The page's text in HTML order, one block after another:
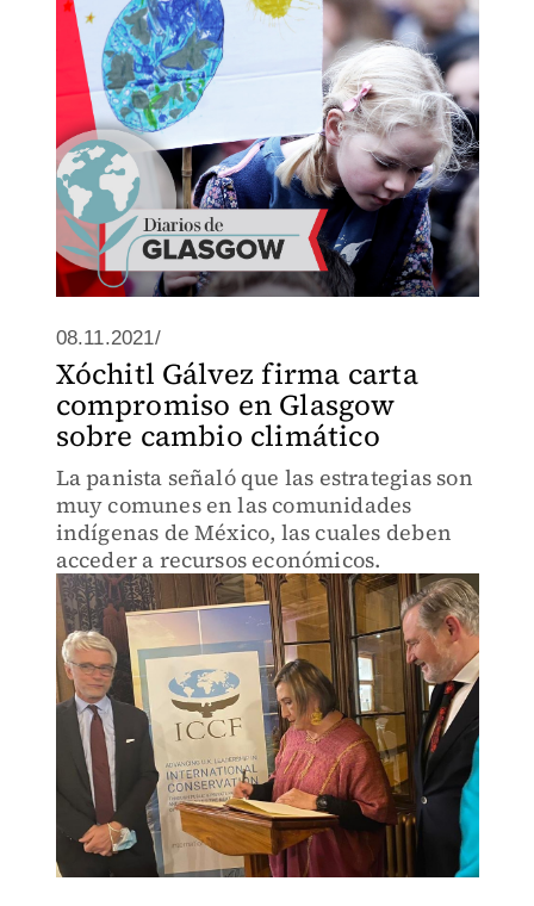
08.11.2021/
Xóchitl Gálvez firma carta
compromiso en Glasgow
sobre cambio climático
La panista señaló que las estrategias son
muy comunes en las comunidades
indígenas de México, las cuales deben
acceder a recursos económicos.